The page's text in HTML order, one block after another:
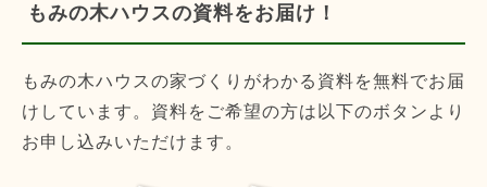
もみの木ハウスの資料をお届け！
もみの木ハウスの家づくりがわかる資料を無料でお届
けしています。資料をご希望の方は以下のボタンより
お申し込みいただけます。